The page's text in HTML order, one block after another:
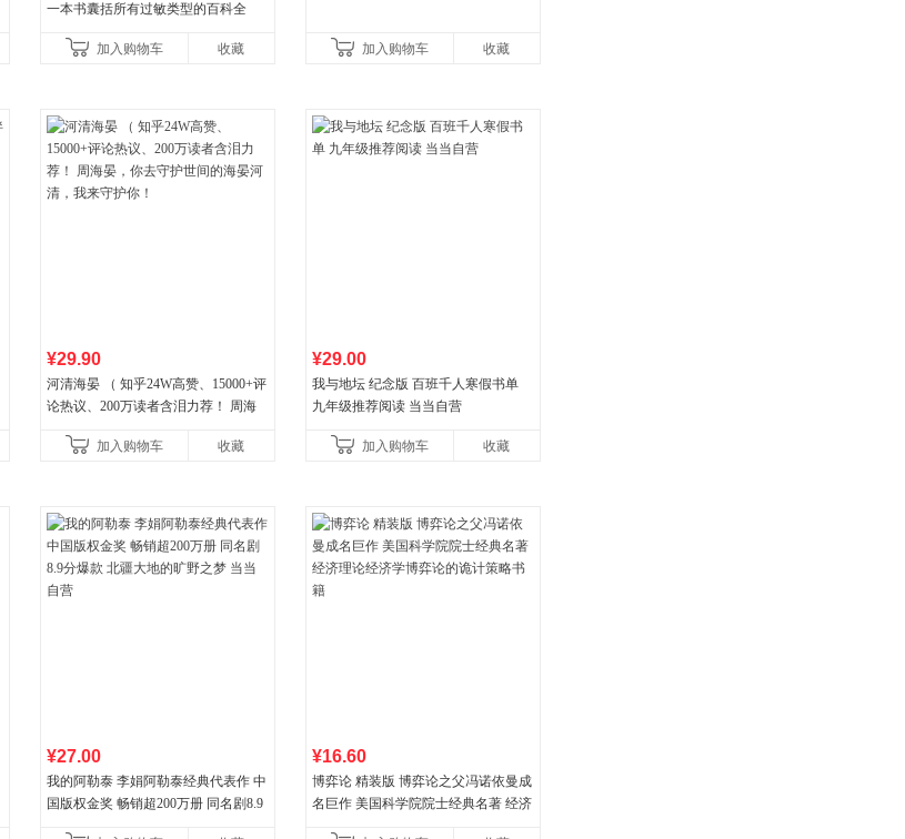
一本书囊括所有过敏类型的百科全
加入购物车
收藏 加入购物车 收藏
¥29.90
河清海晏 （ 知乎24W高赞、15000+评
论热议、200万读者含泪力荐！ 周海
守护你！加入购物车 收藏
¥29.00
我与地坛 纪念版 百班千人寒假书单
九年级推荐阅读 当当自营
加入购物车 收藏
¥27.00
我的阿勒泰 李娟阿勒泰经典代表作 中
国版权金奖 畅销超200万册 同名剧8.9
¥16.60
博弈论 精装版 博弈论之父冯诺依曼成
名巨作 美国科学院院士经典名著 经济